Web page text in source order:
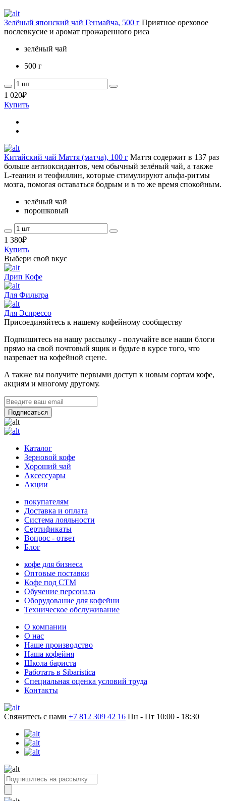
Зелёный японский чай Генмайча, 500 г Приятное ореховое
послевкусие и аромат прожаренного риса
зелёный чай
500 г
1 020₽
Купить
Китайский чай Маття (матча), 100 г Маття содержит в 137 раз
больше антиоксидантов, чем обычный зелёный чай, а также
L-теанин и теофиллин, которые стимулируют альфа-ритмы
мозга, помогая оставаться бодрым и в то же время спокойным.
зелёный чай
порошковый
1 380₽
Купить
Выбери свой вкус
Дрип Кофе
Для Фильтра
Для Эспрессо
Присоединяйтесь к нашему кофейному сообществу
Подпишитесь на нашу рассылку - получайте все наши блоги
прямо на свой почтовый ящик и будьте в курсе того, что
назревает на кофейной сцене.
А также вы получите первыми доступ к новым сортам кофе,
акциям и многому другому.
Каталог
Зерновой кофе
Хороший чай
Аксессуары
Акции
покупателям
Доставка и оплата
Система лояльности
Сертификаты
Вопрос - ответ
Блог
кофе для бизнеса
Оптовые поставки
Кофе под СТМ
Обучение персонала
Оборудование для кофейни
Техническое обслуживание
О компании
О нас
Наше производство
Наша кофейня
Школа бариста
Работать в Sibaristica
Специальная оценка условий труда
Контакты
Свяжитесь с нами +7 812 309 42 16 Пн - Пт 10:00 - 18:30